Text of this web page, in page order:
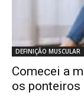
DEFINIÇÃO MUSCULAR
Comecei a
os ponteiros